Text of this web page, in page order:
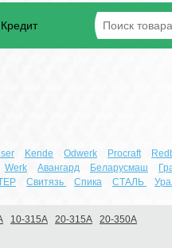
Кредит
Kende Odwerk Procraft
Werk Авангард Беларусмаш
Свитязь Спика СТАЛЬ
10-315А 20-315А 20-350А